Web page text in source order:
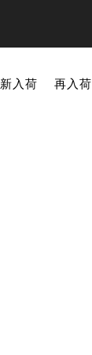
新入荷 再入荷